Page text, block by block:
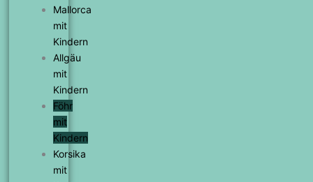
Mallorca
mit
Kindern
Allgäu
mit
Kindern
Föhr
mit
Kindern
Korsika
mit